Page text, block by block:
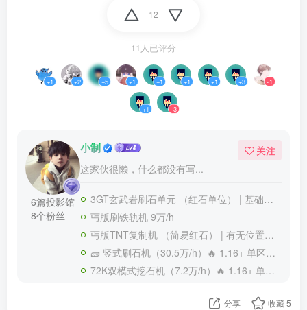
12
11人已评分
+1 +2 +5 +1 +1 +1 +1 +3 -1
+1 -3
6篇投影馆
8个粉丝
小制
这家伙很懒，什么都没有写...
关注
3GT玄武岩刷石单元 （红石单位） | 基础构架参考自QQDT
丐版刷铁轨机 9万/h
丐版TNT复制机 （简易红石） | 有无位置性待测
🧱 竖式刷石机（30.5万/h）🔥 1.16+ 单区块高效 | 无粉版/无黏版
72K双模式挖石机（7.2万/h）🔥 1.16+ 单区块 灵活切换模式
分享 收藏5